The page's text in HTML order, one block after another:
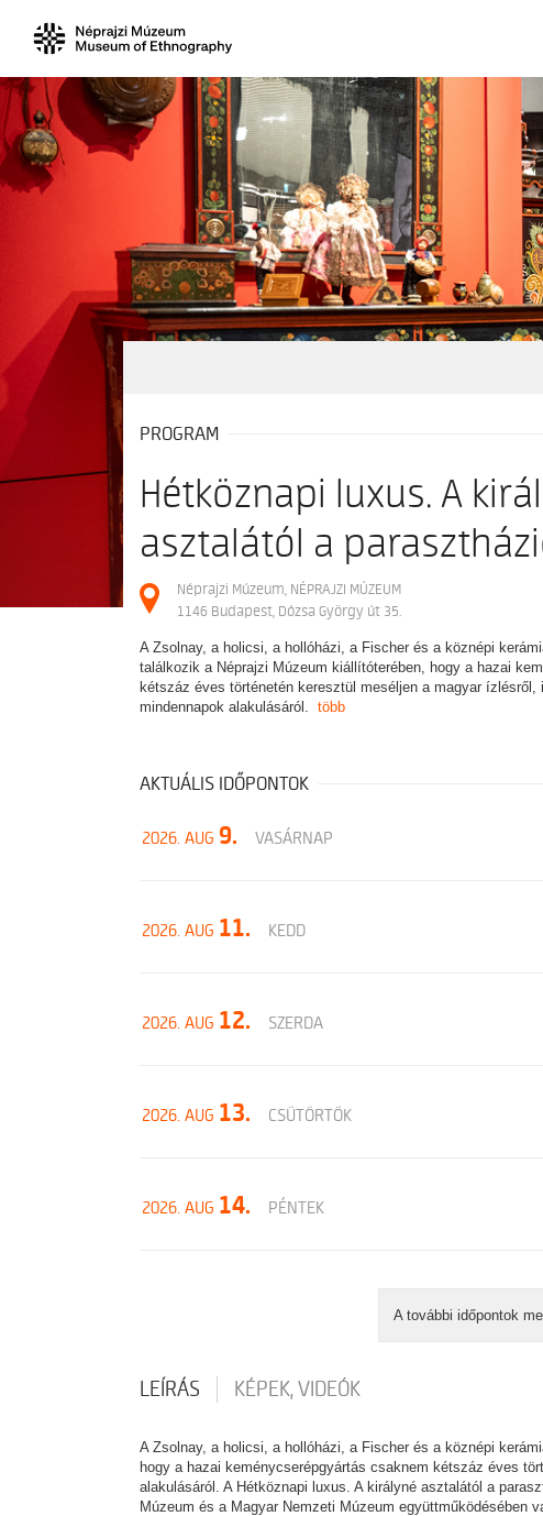
PROGRAM
Hétköznapi luxus. A
asztalától a
Néprajzi Múzeum, NÉPRAJZI MÚZEUM
1146 Budapest, Dózsa György út 35.
A Zsolnay, a holicsi, a hollóházi, a Fischer és a köznépi
találkozik a Néprajzi Múzeum kiállítóterében, hogy a hazai
kétszáz éves történetén keresztül meséljen a magyar ízlésről,
mindennapok alakulásáról. több
AKTUÁLIS IDŐPONTOK
2026. AUG 9. VASÁRNAP
2026. AUG 11. KEDD
2026. AUG 12. SZERDA
2026. AUG 13. CSÜTÖRTÖK
2026. AUG 14. PÉNTEK
A további időpontok
LEÍRÁS KÉPEK, VIDEÓK
A Zsolnay, a holicsi, a hollóházi, a Fischer és a köznépi
hogy a hazai keménycserépgyártás csaknem kétszáz éves
alakulásáról. A Hétköznapi luxus. A királyné asztalától a
Múzeum és a Magyar Nemzeti Múzeum együttműködésében